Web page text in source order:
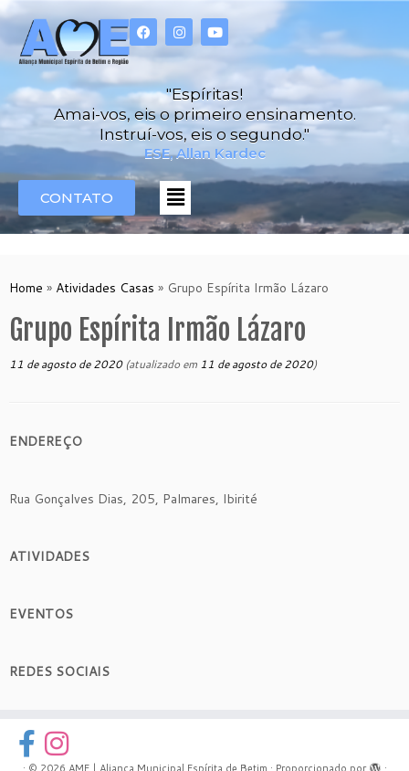
"Espíritas!
Amai-vos, eis o primeiro ensinamento.
Instruí-vos, eis o segundo."
ESE, Allan Kardec
CONTATO
Home » Atividades Casas » Grupo Espírita Irmão Lázaro
Grupo Espírita Irmão Lázaro
11 de agosto de 2020(atualizado em 11 de agosto de 2020)
ENDEREÇO
Rua Gonçalves Dias, 205, Palmares, Ibirité
ATIVIDADES
EVENTOS
REDES SOCIAIS